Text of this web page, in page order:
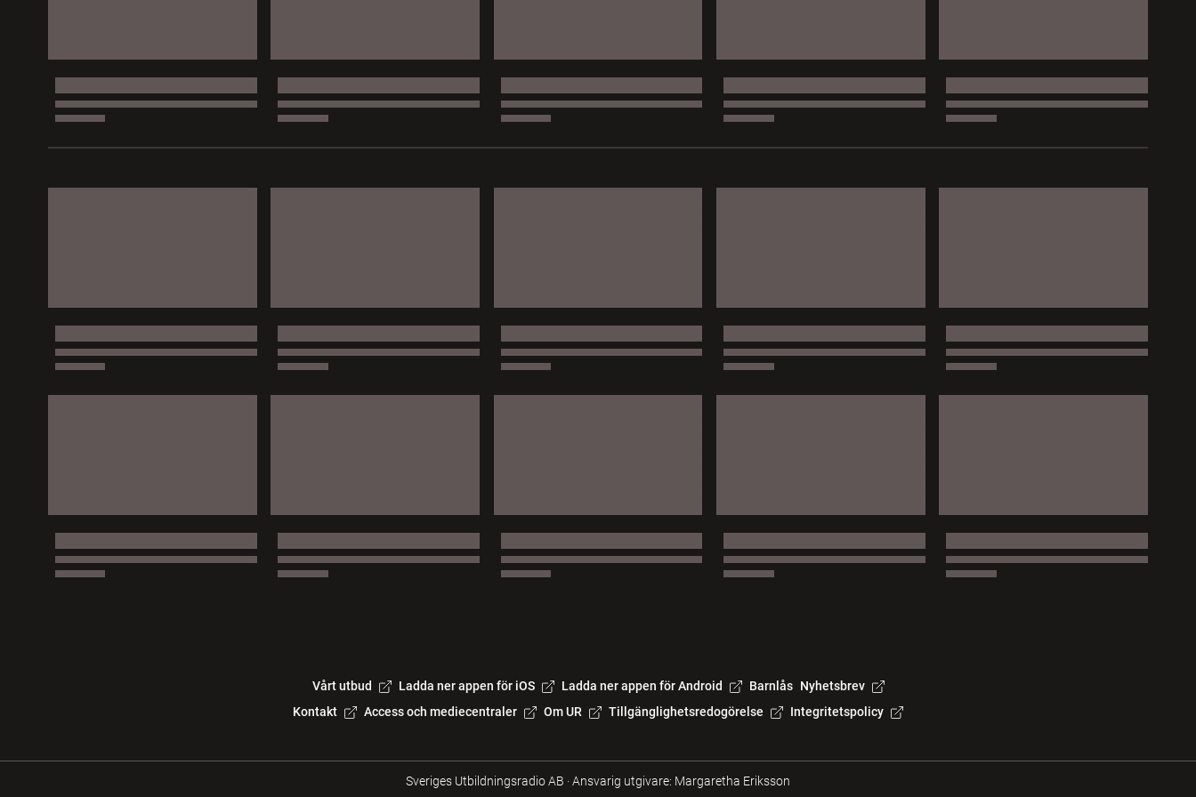
Vårt utbud Ladda ner appen för iOS Ladda ner appen för Android Barnlås Nyhetsbrev
Kontakt
Access och mediecentraler Om UR Tillgänglighetsredogörelse Integritetspolicy
Sveriges Utbildningsradio AB ·Ansvarig utgivare: Margaretha Eriksson